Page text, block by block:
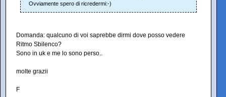
Ovviamente spero di ricredermi:-)
Domanda: qualcuno di voi saprebbe dirmi dove posso vedere
Ritmo Sbilenco?
Sono in uk e me lo sono perso..
molte grazii
F